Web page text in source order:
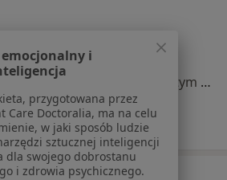
Kamienna Mapa
Specjalista nie oferuje umawiania online pod tym adresem.
i
przygotowana przez
Care Doctoralia, ma na celu
w jaki sposób ludzie
sztucznej inteligencji
dla swojego dobrostanu
i zdrowia psychicznego.